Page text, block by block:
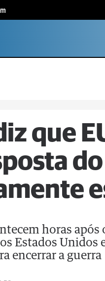
que
horas após
Estados Unidos
encerrar a guerra